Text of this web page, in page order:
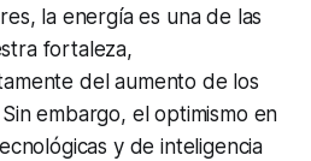
la energía es una de las
fortaleza,
del aumento de los
embargo, el optimismo en
y de inteligencia